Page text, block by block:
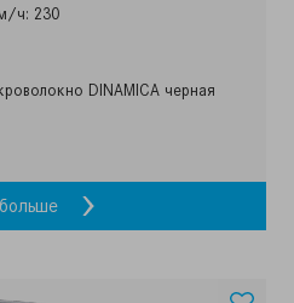
ч: 230
DINAMICA черная